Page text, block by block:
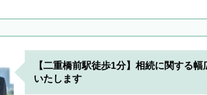
【二重橋前駅徒歩1分】相続に関する
いたします